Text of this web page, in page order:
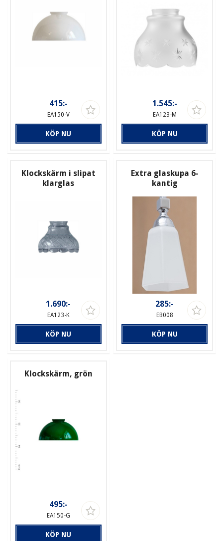
415:-
EA150-V
KÖP NU
1.545:-
EA123-M
KÖP NU
Klockskärm i slipat
klarglas
1.690:-
EA123-K
KÖP NU
Extra glaskupa 6-
kantig
285:-
EB008
KÖP NU
Klockskärm, grön
495:-
EA150-G
KÖP NU